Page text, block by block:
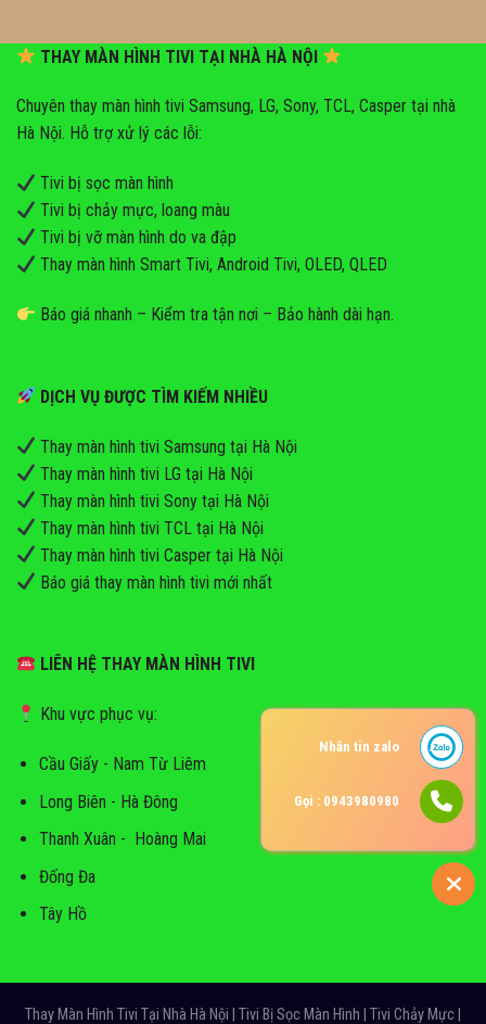
THAY MÀN HÌNH TIVI TẠI NHÀ HÀ NỘI
Chuyên thay màn hình tivi Samsung, LG, Sony, TCL, Casper tại nhà
Hà Nội. Hỗ trợ xử lý các lỗi:
Tivi bị sọc màn hình
Tivi bị chảy mực, loang màu
Tivi bị vỡ màn hình do va đập
Thay màn hình Smart Tivi, Android Tivi, OLED, QLED
Báo giá nhanh – Kiểm tra tận nơi – Bảo hành dài hạn.
DỊCH VỤ ĐƯỢC TÌM KIẾM NHIỀU
Thay màn hình tivi Samsung tại Hà Nội
Thay màn hình tivi LG tại Hà Nội
Thay màn hình tivi Sony tại Hà Nội
Thay màn hình tivi TCL tại Hà Nội
Thay màn hình tivi Casper tại Hà Nội
Báo giá thay màn hình tivi mới nhất
LIÊN HỆ THAY MÀN HÌNH TIVI
Khu vực phục vụ:
Cầu Giấy - Nam Từ Liêm
Long Biên - Hà Đông
Thanh Xuân - Hoàng Mai
Đống Đa
Tây Hồ
Thay Màn Hình Tivi Tại Nhà Hà Nội | Tivi Bị Sọc Màn Hình | Tivi Chảy Mực |
Nhắn tin zalo
Gọi : 0943980980